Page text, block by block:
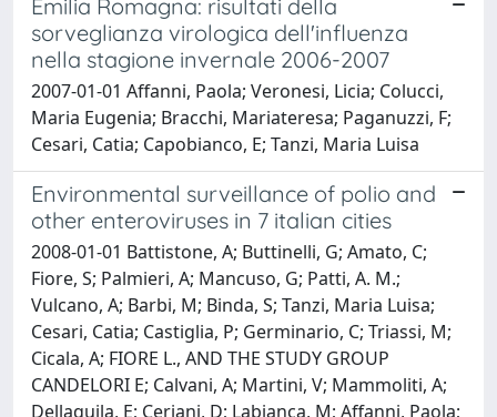
Emilia Romagna: risultati della
sorveglianza virologica dell'influenza
nella stagione invernale 2006-2007
2007-01-01 Affanni, Paola; Veronesi, Licia; Colucci,
Maria Eugenia; Bracchi, Mariateresa; Paganuzzi, F;
Cesari, Catia; Capobianco, E; Tanzi, Maria Luisa
Environmental surveillance of polio and
other enteroviruses in 7 italian cities
2008-01-01 Battistone, A; Buttinelli, G; Amato, C;
Fiore, S; Palmieri, A; Mancuso, G; Patti, A. M.;
Vulcano, A; Barbi, M; Binda, S; Tanzi, Maria Luisa;
Cesari, Catia; Castiglia, P; Germinario, C; Triassi, M;
Cicala, A; FIORE L., AND THE STUDY GROUP
CANDELORI E; Calvani, A; Martini, V; Mammoliti, A;
Dellaquila, E; Ceriani, D; Labianca, M; Affanni, Paola;